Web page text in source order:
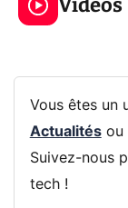
Vidéos
Vous êtes un
Actualitésou
Suivez-nous
tech !